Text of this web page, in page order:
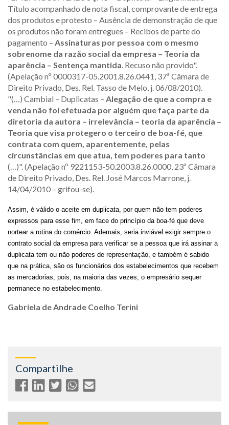
Título acompanhado de nota fiscal, comprovante de entrega
dos produtos e protesto – Ausência de demonstração de que
os produtos não foram entregues – Recibos de parte do
pagamento – Assinaturas por pessoa com o mesmo
sobrenome da razão social da empresa – Teoria da
aparência – Sentença mantida. Recuso não provido".
(Apelação nº 0000317-05.2001.8.26.0441, 37ª Câmara de
Direito Privado, Des. Rel. Tasso de Melo, j. 06/08/2010).
"(…) Cambial – Duplicatas – Alegação de que a compra e
venda não foi efetuada por alguém que faça parte da
diretoria da autora – irrelevância – teoria da aparência –
Teoria que visa protegero o terceiro de boa-fé, que
contrata com quem, aparentemente, pelas
circunstâncias em que atua, tem poderes para tanto
(…)". (Apelação nº 9221153-50.2003.8.26.0000, 23ª Câmara
de Direito Privado, Des. Rel. José Marcos Marrone, j.
14/04/2010 – grifou-se).
Assim, é válido o aceite em duplicata, por quem não tem poderes
expressos para esse fim, em face do princípio da boa-fé que deve
nortear a rotina do comércio. Ademais, seria inviável exigir sempre o
contrato social da empresa para verificar se a pessoa que irá assinar a
duplicata tem ou não poderes de representação, e também é sabido
que na prática, são os funcionários dos estabelecimentos que recebem
as mercadorias, pois, na maioria das vezes, o empresário sequer
permanece no estabelecimento.
Gabriela de Andrade Coelho Terini
Compartilhe